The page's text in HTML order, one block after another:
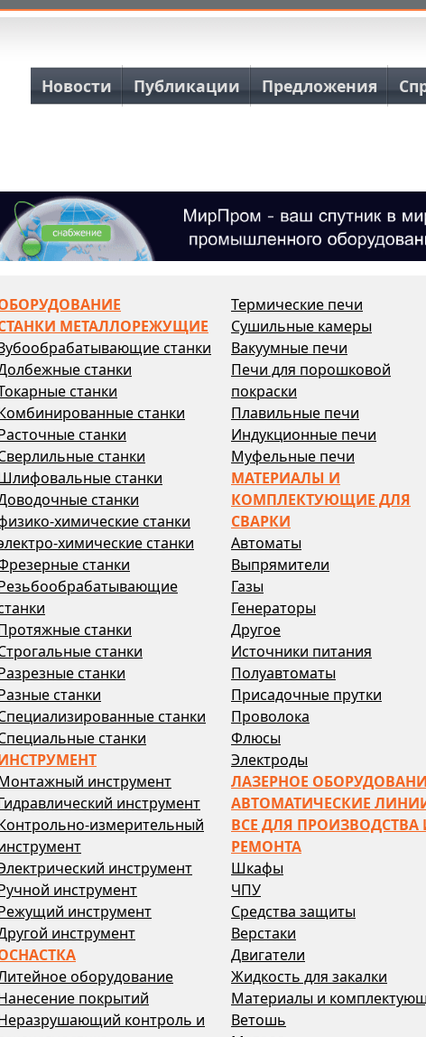
Основная навигация
Новости Публикации Предложения
МЕТАЛЛОРЕЖУЩИЕ
станки
станки
станки
станки
станки
станки
станки
станки
химические станки
химические станки
станки
станки
станки
станки
станки
станки
станки
инструмент
инструмент
измерительный
инструмент
инструмент
инструмент
инструмент
оборудование
покрытий
контроль и
Термические печи
Сушильные камеры
Вакуумные печи
Печи для порошковой
покраски
Плавильные печи
Индукционные печи
Муфельные печи
МАТЕРИАЛЫ И
КОМПЛЕКТУЮЩИЕ ДЛЯ
СВАРКИ
Автоматы
Выпрямители
Газы
Генераторы
Другое
Источники питания
Полуавтоматы
Присадочные прутки
Проволока
Флюсы
Электроды
ЛАЗЕРНОЕ
АВТОМАТИЧЕСКИЕ
ВСЕ ДЛЯ ПРОИЗВОДСТВА
РЕМОНТА
Шкафы
ЧПУ
Средства защиты
Верстаки
Двигатели
Жидкость для закалки
Материалы и
Ветошь